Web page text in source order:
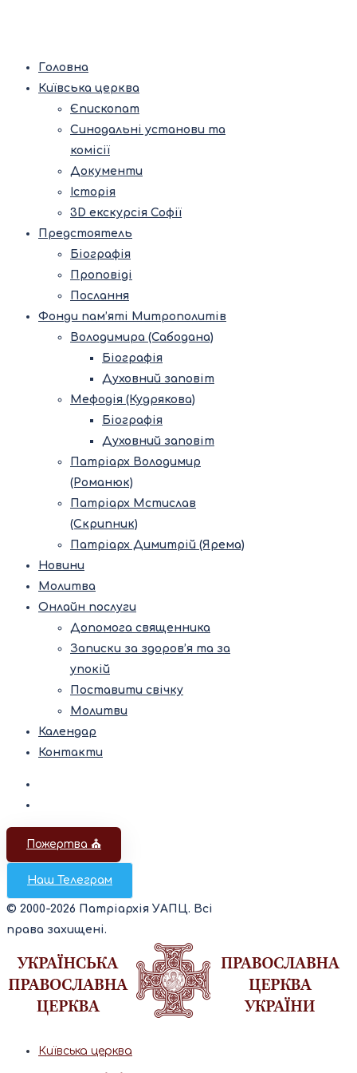
Головна
Київська церква
Єпископат
Синодальні установи та
комісії
Документи
Історія
3D екскурсія Софії
Предстоятель
Біографія
Проповіді
Послання
Фонди пам’яті Митрополитів
Володимира (Сабодана)
Біографія
Духовний заповіт
Мефодія (Кудрякова)
Біографія
Духовний заповіт
Патріарх Володимир
(Романюк)
Патріарх Мстислав
(Скрипник)
Патріарх Димитрій (Ярема)
Новини
Молитва
Онлайн послуги
Допомога священника
Записки за здоров’я та за
упокій
Поставити свічку
Молитви
Календар
Контакти
Пожертва ⛪️
Наш Телеграм
© 2000-2026 Патріархія УАПЦ. Всі
права захищені.
Київська церква